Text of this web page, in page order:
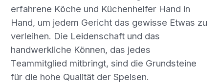
erfahrene Köche und Küchenhelfer Hand in
Hand, um jedem Gericht das gewisse Etwas zu
verleihen. Die Leidenschaft und das
handwerkliche Können, das jedes
Teammitglied mitbringt, sind die Grundsteine
für die hohe Qualität der Speisen.